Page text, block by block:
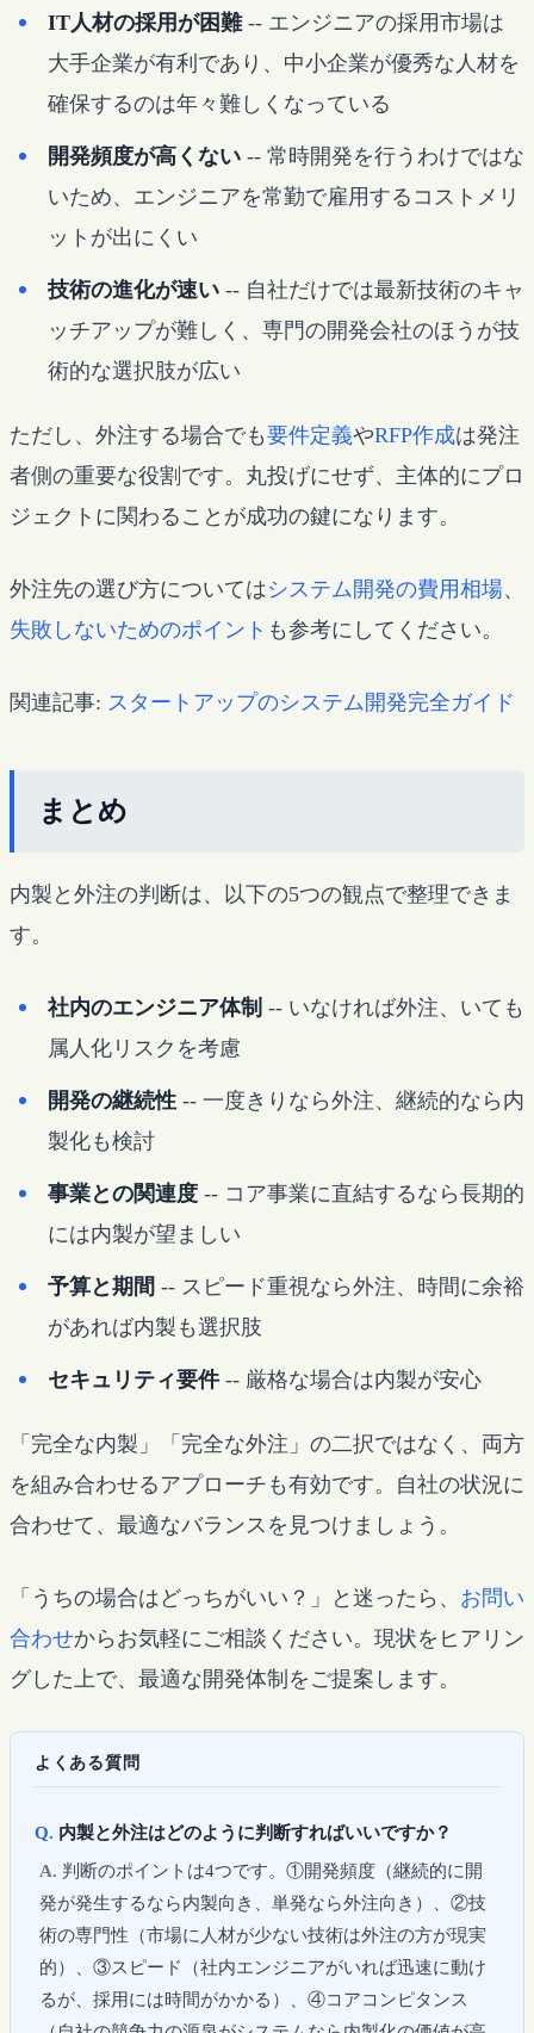
IT人材の採用が困難-- エンジニアの採用市場は
大手企業が有利であり、中小企業が優秀な人材を
確保するのは年々難しくなっている
開発頻度が高くない -- 常時開発を行うわけではな
いため、エンジニアを常勤で雇用するコストメリ
ットが出にくい
技術の進化が速い -- 自社だけでは最新技術のキャ
ッチアップが難しく、専門の開発会社のほうが技
術的な選択肢が広い
ただし、外注する場合でも要件定義やRFP作成は発注
者側の重要な役割です。丸投げにせず、主体的にプロ
ジェクトに関わることが成功の鍵になります。
外注先の選び方についてはシステム開発の費用相場、
失敗しないためのポイント も参考にしてください。
関連記事: スタートアップのシステム開発完全ガイド
まとめ
内製と外注の判断は、以下の5つの観点で整理できま
す。
社内のエンジニア体制 -- いなければ外注、いても
属人化リスクを考慮
開発の継続性 -- 一度きりなら外注、継続的なら内
製化も検討
事業との関連度 -- コア事業に直結するなら長期的
には内製が望ましい
予算と期間 -- スピード重視なら外注、時間に余裕
があれば内製も選択肢
セキュリティ要件-- 厳格な場合は内製が安心
「完全な内製」「完全な外注」の二択ではなく、両方
を組み合わせるアプローチも有効です。自社の状況に
合わせて、最適なバランスを見つけましょう。
「うちの場合はどっちがいい？」と迷ったら、 お問い
合わせからお気軽にご相談ください。現状をヒアリン
グした上で、最適な開発体制をご提案します。
よくある質問
内製と外注はどのように判断すればいいですか？
判断のポイントは4つです。①開発頻度（継続的に開
発が発生するなら内製向き、単発なら外注向き）、②技
術の専門性（市場に人材が少ない技術は外注の方が現実
的）、③スピード（社内エンジニアがいれば迅速に動け
るが、採用には時間がかかる）、④コアコンピタンス